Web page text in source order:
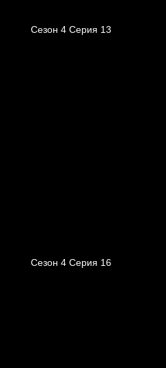
Сезон 4 Серия 13
Сезон 4 Серия 16